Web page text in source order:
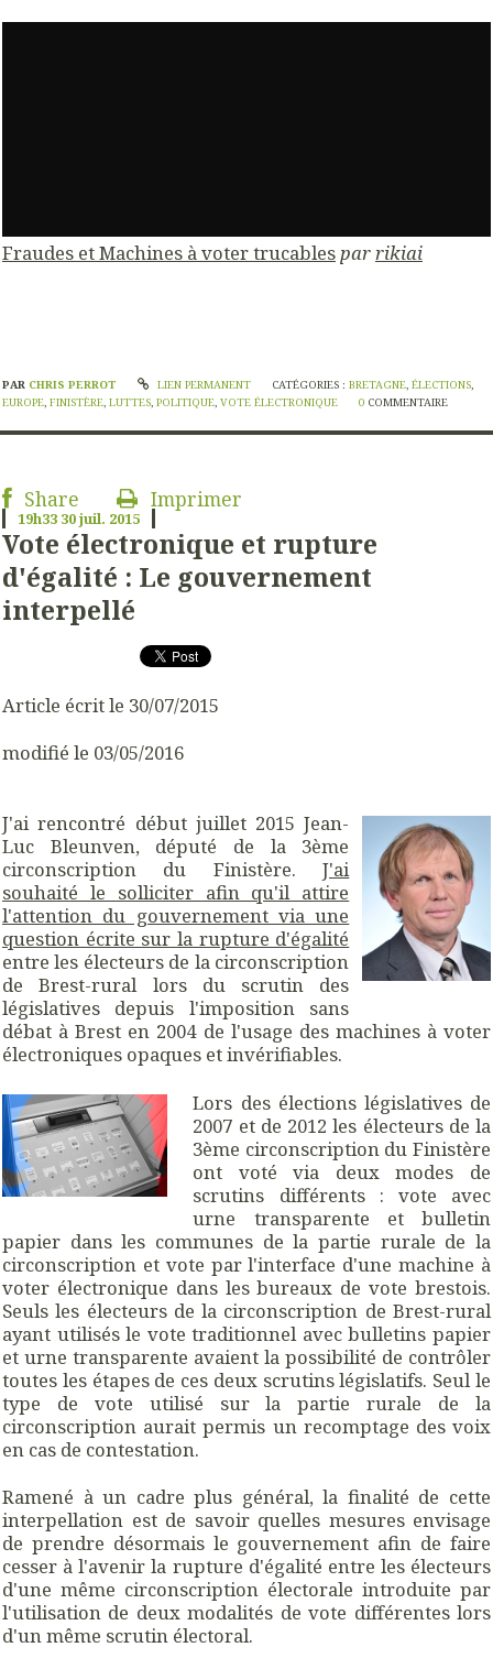
Fraudes et Machines à voter trucablesparrikiai
PAR CHRIS PERROT LIEN PERMANENT CATÉGORIES :BRETAGNE,ÉLECTIONS,
EUROPE, FINISTÈRE, LUTTES, POLITIQUE, VOTE ÉLECTRONIQUE 0 COMMENTAIRE
Share Imprimer
19h33 30juil. 2015
Vote électronique et rupture
d'égalité : Le gouvernement
interpellé
Article écrit le 30/07/2015
modifié le 03/05/2016
J'ai rencontré début juillet 2015 Jean-
Luc Bleunven, député de la 3ème
circonscription du Finistère.J'ai
souhaité le solliciter afin qu'il attire
l'attention du gouvernement via une
question écrite sur la rupture d'égalité
entre les électeurs de la circonscription
de Brest-rural lors du scrutin des
législatives depuis l'imposition sans
débat à Brest en 2004 de l'usage des machines à voter
électroniques opaques et invérifiables.
Lors des élections législatives de
2007 et de 2012 les électeurs de la
3ème circonscription du Finistère
ont voté via deux modes de
scrutins différents : vote avec
urne transparente et bulletin
papier dans les communes de la partie rurale de la
circonscription et vote par l'interface d'une machine à
voter électronique dans les bureaux de vote brestois.
Seuls les électeurs de la circonscription de Brest-rural
ayant utilisés le vote traditionnel avec bulletins papier
et urne transparente avaient la possibilité de contrôler
toutes les étapes de ces deux scrutins législatifs. Seul le
type de vote utilisé sur la partie rurale de la
circonscription aurait permis un recomptage des voix
en cas de contestation.
Ramené à un cadre plus général, la finalité de cette
interpellation est de savoir quelles mesures envisage
de prendre désormais le gouvernement afin de faire
cesser à l'avenir la rupture d'égalité entre les électeurs
d'une même circonscription électorale introduite par
l'utilisation de deux modalités de vote différentes lors
d'un même scrutin électoral.